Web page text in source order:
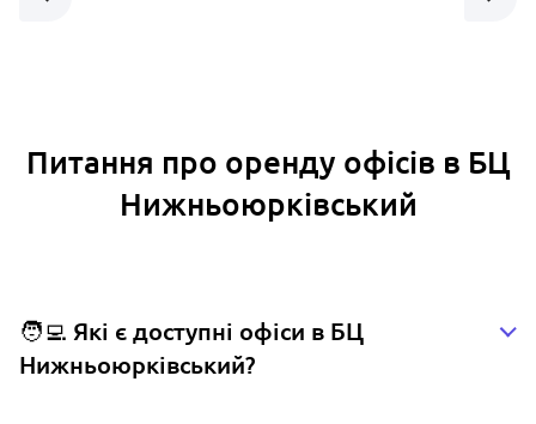
Питання про оренду офісів в БЦ
Нижньоюрківський
🧑‍💻 Які є доступні офіси в БЦ
Нижньоюрківський?